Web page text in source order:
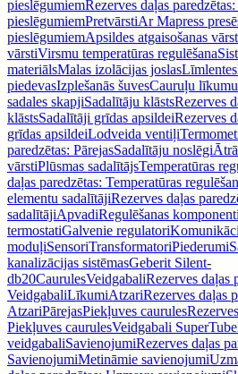
pieslēgumiemRezerves daļas
pieslēgumiemPretvārstiAr Mapress
pieslēgumiemApsildes atgaisošanas
vārstiVirsmu temperatūras regulēšana
materiālsMalas izolācijas joslasLīmlentes
piedevasIzplešanās šuvesCauruļu
sadales skapjiSadalītāju klāstsRezerves
klāstsSadalītāji grīdas apsildeiRezerves
grīdas apsildeiLodveida ventiļi
paredzētas: PārejasSadalītāju noslēgi
vārstiPlūsmas sadalītājsTemperatūras
daļas paredzētas: Temperatūras
elementu sadalītājiRezerves daļas
sadalītājiApvadiRegulēšanas komponenti
termostatiGalvenie regulatori
moduļiSensoriTransformatoriPiederumi
kanalizācijas sistēmasGeberit Silent-
db20CaurulesVeidgabaliRezerves daļas
VeidgabaliLīkumiAtzariRezerves daļas
AtzariPārejasPiekļuves caurules
Piekļuves caurulesVeidgabali SuperTube
veidgabaliSavienojumiRezerves daļas
SavienojumiMetināmie savienojumi